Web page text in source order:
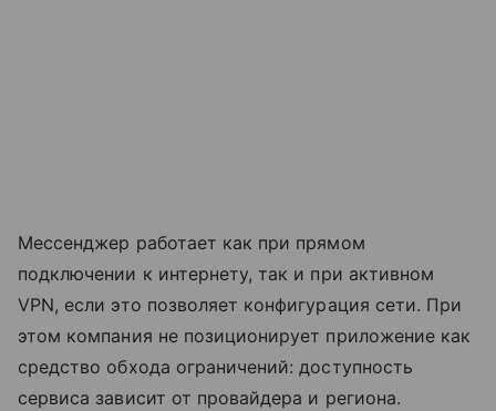
Мессенджер работает как при прямом
подключении к интернету, так и при активном
VPN, если это позволяет конфигурация сети. При
этом компания не позиционирует приложение как
средство обхода ограничений: доступность
сервиса зависит от провайдера и региона.